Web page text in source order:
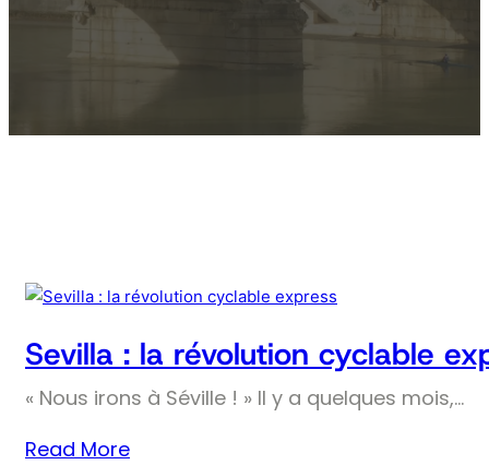
Sevilla : la révolution cyclable
« Nous irons à Séville ! » Il y a quelques mois,…
Read More